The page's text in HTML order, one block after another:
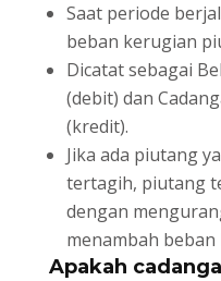
Saat periode
beban kerugian
Dicatat sebagai
(debit) dan
(kredit).
Jika ada piutang
tertagih, piutang
dengan
menambah beban
Apakah